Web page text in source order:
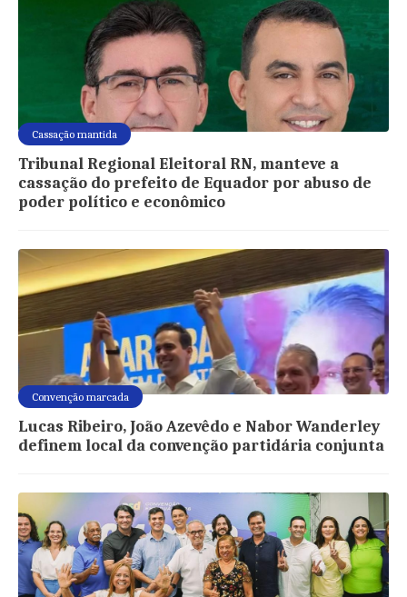
Cassação mantida
Tribunal Regional Eleitoral RN, manteve a
cassação do prefeito de Equador por abuso de
poder político e econômico
Convenção marcada
Lucas Ribeiro, João Azevêdo e Nabor Wanderley
definem local da convenção partidária conjunta